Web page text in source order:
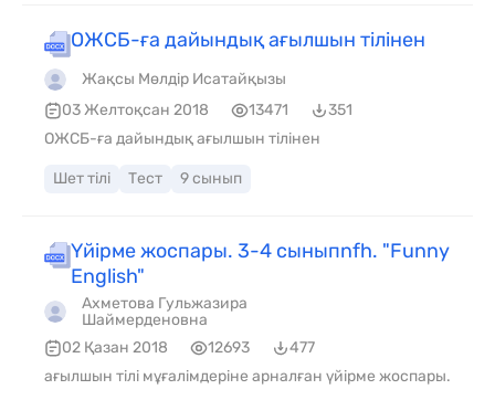
ОЖСБ-ға дайындық ағылшын тілінен
Жақсы Мөлдір Исатайқызы
03 Желтоқсан 2018
13471
351
ОЖСБ-ға дайындық ағылшын тілінен
Шет тілі Тест 9 сынып
Үйірме жоспары. 3-4 сыныпnfh. "Funny
English"
Ахметова Гульжазира
Шаймерденовна
02 Қазан 2018
12693
477
ағылшын тілі мұғалімдеріне арналған үйірме жоспары.